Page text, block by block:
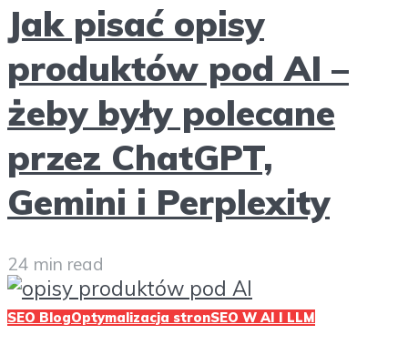
Jak pisać opisy
produktów pod AI –
żeby były polecane
przez ChatGPT,
Gemini i Perplexity
24 min read
SEO BlogOptymalizacja stronSEO W AI I LLM